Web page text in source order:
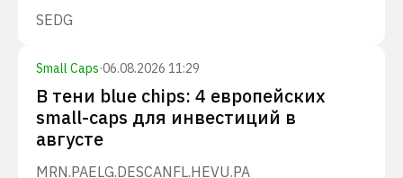
SEDG
Small Caps·06.08.2026 11:29
В тени blue chips: 4 европейских
small-caps для инвестиций в
августе
MRN.PAELG.DESCANFL.HEVU.PA